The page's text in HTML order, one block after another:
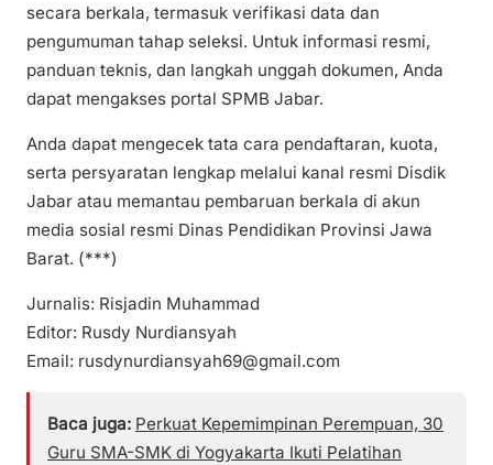
secara berkala, termasuk verifikasi data dan
pengumuman tahap seleksi. Untuk informasi resmi,
panduan teknis, dan langkah unggah dokumen, Anda
dapat mengakses portal SPMB Jabar.
Anda dapat mengecek tata cara pendaftaran, kuota,
serta persyaratan lengkap melalui kanal resmi Disdik
Jabar atau memantau pembaruan berkala di akun
media sosial resmi Dinas Pendidikan Provinsi Jawa
Barat. (***)
Jurnalis: Risjadin Muhammad
Editor: Rusdy Nurdiansyah
Email: rusdynurdiansyah69@gmail.com
Baca juga: Perkuat Kepemimpinan Perempuan, 30
Guru SMA-SMK di Yogyakarta Ikuti Pelatihan